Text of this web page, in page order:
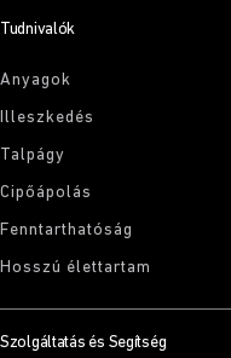
Tudnivalók
Anyagok
Illeszkedés
Talpágy
Cipőápolás
Fenntarthatóság
Hosszú élettartam
Szolgáltatás és Segítség